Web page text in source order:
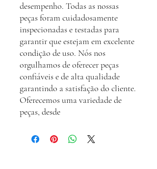
desempenho. Todas as nossas
peças foram cuidadosamente
inspecionadas e testadas para
garantir que estejam em excelente
condição de uso. Nós nos
orgulhamos de oferecer peças
confiáveis e de alta qualidade
garantindo a satisfação do cliente.
Oferecemos uma variedade de
peças, desde